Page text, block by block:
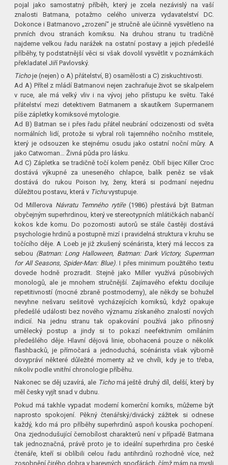
pojal jako samostatný příběh, který je zcela nezávislý na vaší
znalosti Batmana, potažmo celého univerza vydavatelství DC.
Dokonce i Batmanovo „zrození“ je stručně ale účinně vysvětleno na
prvních dvou stranách komiksu. Na druhou stranu tu tradičně
najdeme velkou řadu narážek na ostatní postavy a jejich předešlé
příběhy, ty podstatnější věci si však dovolil vysvětlit v poznámkách
překladatel Jiří Pavlovský.
Tichoje (nejen) o A) přátelství, B) osamělosti a C) ziskuchtivosti.
Ad A) Přítel z mládí Batmanovi nejen zachraňuje život se skalpelem
v ruce, ale má velký vliv i na vývoj jeho přístupu ke světu. Také
přátelství mezi detektivem Batmanem a skautíkem Supermanem
píše zápletky komiksové mytologie.
Ad B) Batman se i přes řadu přátel neubrání odcizenosti od světa
normálních lidí, protože si vybral roli tajemného nočního mstitele,
který je odsouzen ke stejnému osudu jako ostatní noční můry. A
jako Catwoman… Živná půda pro lásku.
Ad C) Zápletka se tradičně točí kolem peněz. Obří bijec Killer Croc
dostává výkupné za uneseného chlapce, balík peněz se však
dostává do rukou Poison Ivy, ženy, která si podmaní nejednu
důležitou postavu, která v Tichuvystupuje.
Od Millerova Návratu Temného rytíře(1986) přestává být Batman
obyčejným superhrdinou, který ve stereotypních mlátičkách nabančí
kokos kde komu. Do pozornosti autorů se stále častěji dostává
psychologie hrdinů a postupně mizí i pravidelná struktura v kruhu se
točícího děje. A Loeb je již zkušený scénárista, který má leccos za
sebou (Batman: Long Halloween, Batman: Dark Victory, Superman
for All Seasons, Spider-Man: Blue). I přes minimum použitého textu
dovede hodně prozradit. Stejně jako Miller využívá působivých
monologů, ale je mnohem stručnější. Zajímavého efektu dociluje
repetitivností (mocné zbraně postmoderny), ale někdy se bohužel
nevyhne nešvaru sešitově vycházejících komiksů, když opakuje
předešlé události bez nového významu získaného znalostí nových
indicií. Na jednu stranu tak opakování používá jako přínosný
umělecký postup a jindy si to pokazí neefektivním omíláním
předešlého děje. Hlavní dějová linie, obohacená pouze o několik
flashbacků, je přímočará a jednoduchá, scénárista však výborně
dovypráví některé důležité momenty až ve chvíli, kdy je to třeba,
nikoliv podle vnitřní chronologie příběhu.
Nakonec se děj uzavírá, ale Tichomá ještě druhý díl, delší, který by
měl česky vyjít snad v dubnu.
Pokud má takhle vypadat moderní komerční komiks, můžeme být
naprosto spokojení. Pěkný čtenářský/divácký zážitek si odnese
každý, kdo má pro příběhy superhrdinů aspoň kouska pochopení.
Ona zjednodušující černobílost charakterů není v případě Batmana
tak jednoznačná, právě proto je to ideální superhrdina pro české
čtenáře, kteří si oblíbili celou řadu antihrdinů rozhodně více, než
zosobnění čirého dobra v barevných spoďárách, čímž mám na mysli